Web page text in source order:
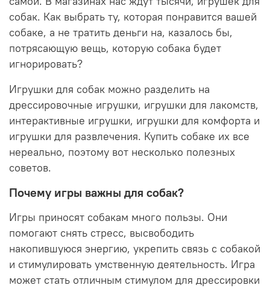
собак. Как выбрать ту, которая понравится вашей
собаке, а не тратить деньги на, казалось бы,
потрясающую вещь, которую собака будет
игнорировать?
Игрушки для собак можно разделить на
дрессировочные игрушки, игрушки для лакомств,
интерактивные игрушки, игрушки для комфорта и
игрушки для развлечения. Купить собаке их все
нереально, поэтому вот несколько полезных
советов.
Почему игры важны для собак?
Игры приносят собакам много пользы. Они
помогают снять стресс, высвободить
накопившуюся энергию, укрепить связь с собакой
и стимулировать умственную деятельность. Игра
может стать отличным стимулом для дрессировки